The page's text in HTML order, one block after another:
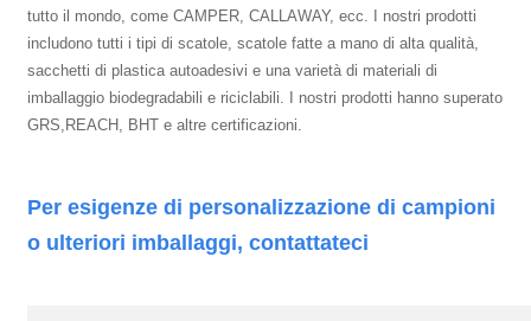
tutto il mondo, come CAMPER, CALLAWAY, ecc. I nostri prodotti
includono tutti i tipi di scatole, scatole fatte a mano di alta qualità,
sacchetti di plastica autoadesivi e una varietà di materiali di
imballaggio biodegradabili e riciclabili. I nostri prodotti hanno superato
GRS,REACH, BHT e altre certificazioni.
Per esigenze di personalizzazione di campioni
o ulteriori imballaggi, contattateci